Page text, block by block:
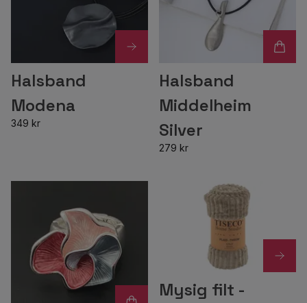
Halsband
Modena
349 kr
Halsband
Middelheim
Silver
279 kr
Mysig filt -